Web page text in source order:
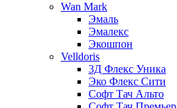
Wan Mark
Эмаль
Эмалекс
Экошпон
Velldoris
3Д Флекс Уника
Эко Флекс Сити
Софт Тач Альто